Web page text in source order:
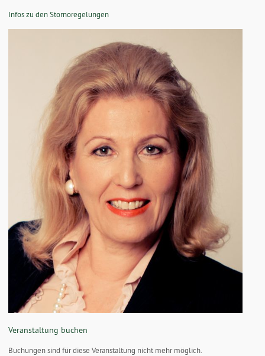
Infos zu den Stornoregelungen
Veranstaltung buchen
Buchungen sind für diese Veranstaltung nicht mehr möglich.